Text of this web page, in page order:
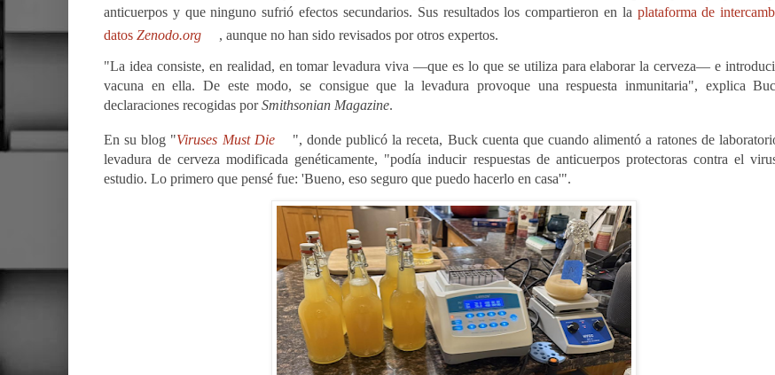
anticuerpos y que ninguno sufrió efectos secundarios. Sus resultados los compartieron en la plataforma de
datos Zenodo.org , aunque no han sido revisados por otros expertos.
"La idea consiste, en realidad, en tomar levadura viva —que es lo que se utiliza para elaborar la cerveza— e
vacuna en ella. De este modo, se consigue que la levadura provoque una respuesta inmunitaria", explica
declaraciones recogidas porSmithsonian Magazine.
En su blog "Viruses Must Die
", donde publicó la receta, Buck cuenta que cuando alimentó a ratones de
levadura de cerveza modificada genéticamente, "podía inducir respuestas de anticuerpos protectoras contra el
estudio. Lo primero que pensé fue: 'Bueno, eso seguro que puedo hacerlo en casa'".